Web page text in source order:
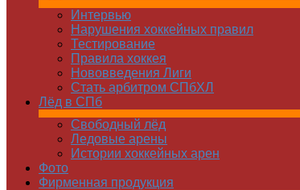
Интервью
Нарушения хоккейных правил
Тестирование
Правила хоккея
Нововведения Лиги
Стать арбитром СПбХЛ
Лёд в СПб
Свободный лёд
Ледовые арены
Истории хоккейных арен
Фото
Фирменная продукция